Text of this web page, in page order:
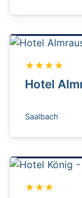
★★★★
Hotel
Saalbach
★★★